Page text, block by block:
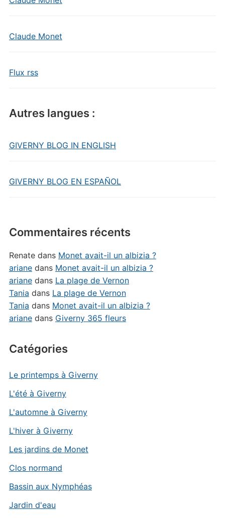
Claude Monet
Flux rss
Autres langues :
GIVERNY BLOG IN ENGLISH
GIVERNY BLOG EN ESPAÑOL
Commentaires récents
Renatedans Monet avait-il un albizia ?
arianedans Monet avait-il un albizia ?
arianedans La plage de Vernon
Tania dans La plage de Vernon
Tania dans Monet avait-il un albizia ?
arianedans Giverny 365 fleurs
Catégories
Le printemps à Giverny
L'été à Giverny
L'automne à Giverny
L'hiver à Giverny
Les jardins de Monet
Clos normand
Bassin aux Nymphéas
Jardin d'eau